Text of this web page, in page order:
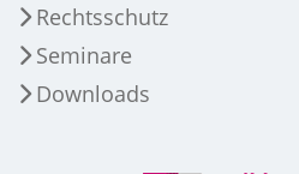
Rechtsschutz
Seminare
Downloads